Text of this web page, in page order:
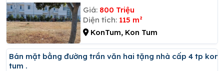
Giá: 800 Triệu
Diện tích: 115 m²
KonTum, Kon Tum
Bán mặt bằng đường trần văn hai tặng nhà cấp 4 tp kon
tum .